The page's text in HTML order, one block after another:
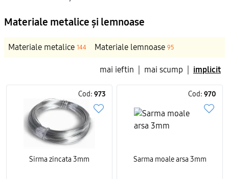
Materiale metalice și lemnoase
Materiale metalice 144 Materiale lemnoase 95
mai ieftin mai scump implicit
Cod: 973
Sirma zincata 3mm
Cod: 970
Sarma moale arsa 3mm